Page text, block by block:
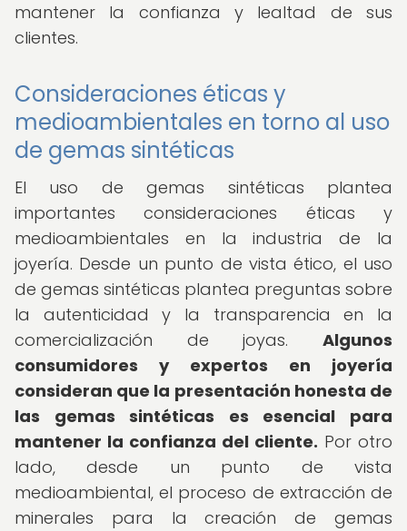
mantener la confianza y lealtad de sus
clientes.
Consideraciones éticas y
medioambientales en torno al uso
de gemas sintéticas
El uso de gemas sintéticas plantea
importantes consideraciones éticas y
medioambientales en la industria de la
joyería. Desde un punto de vista ético, el uso
de gemas sintéticas plantea preguntas sobre
la autenticidad y la transparencia en la
comercialización de joyas. Algunos
consumidores y expertos en joyería
consideran que la presentación honesta de
las gemas sintéticas es esencial para
mantener la confianza del cliente. Por otro
lado, desde un punto de vista
medioambiental, el proceso de extracción de
minerales para la creación de gemas